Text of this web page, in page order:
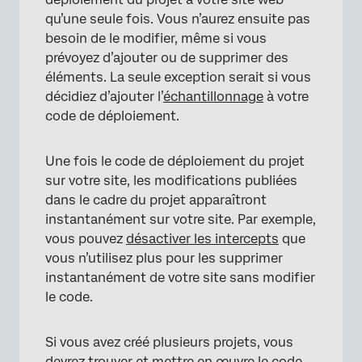
qu’une seule fois. Vous n’aurez ensuite pas
besoin de le modifier, même si vous
prévoyez d’ajouter ou de supprimer des
éléments. La seule exception serait si vous
décidiez d’ajouter l’échantillonnage à votre
code de déploiement.
Une fois le code de déploiement du projet
sur votre site, les modifications publiées
dans le cadre du projet apparaîtront
instantanément sur votre site. Par exemple,
vous pouvez désactiver les intercepts que
vous n’utilisez plus pour les supprimer
instantanément de votre site sans modifier
le code.
Si vous avez créé plusieurs projets, vous